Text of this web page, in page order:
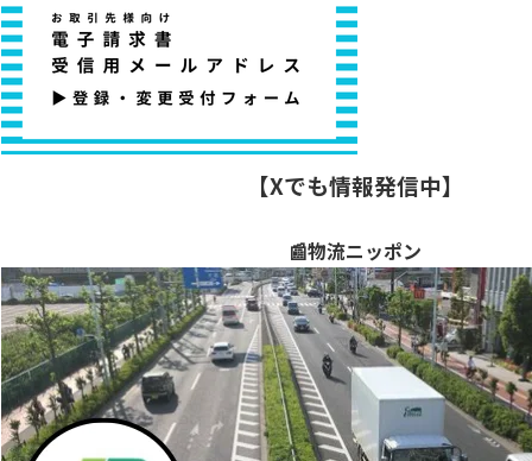
【Xでも情報発信中】
📰物流ニッポン